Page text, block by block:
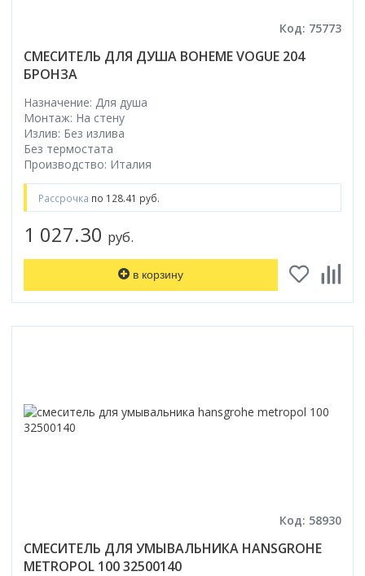
Код: 75773
СМЕСИТЕЛЬ ДЛЯ ДУША BOHEME VOGUE 204
БРОНЗА
Назначение: Для душа
Монтаж: На стену
Излив: Без излива
Без термостата
Производство: Италия
Рассрочка по 128.41 руб.
1 027.30 руб.
в корзину
Код: 58930
СМЕСИТЕЛЬ ДЛЯ УМЫВАЛЬНИКА HANSGROHE
METROPOL 100 32500140